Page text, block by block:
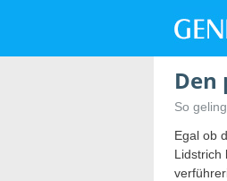
Den
So
Egal ob
Lidstrich